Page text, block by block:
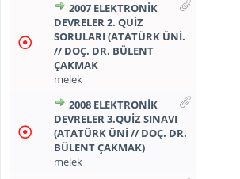
2007 ELEKTRONİK
DEVRELER 2. QUİZ
SORULARI (ATATÜRK ÜNİ.
// DOÇ. DR. BÜLENT
ÇAKMAK
melek
2008 ELEKTRONİK
DEVRELER 3.QUİZ SINAVI
(ATATÜRK ÜNİ // DOÇ. DR.
BÜLENT ÇAKMAK)
melek